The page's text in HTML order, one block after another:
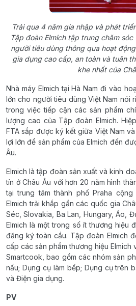
Trải qua 4 năm gia nhập và phát
Tập đoàn Elmich tập trung chăm
người tiêu dùng thông qua hoạt
gia dụng cao cấp, an toàn và tuân
khe nhất của
Nhà máy Elmich tại Hà Nam đi vào
lớn cho người tiêu dùng Việt Nam nói
trong việc tiếp cận các sản phẩm
lượng cao của Tập đoàn Elmich.
FTA sắp được ký kết giữa Việt Nam
lợi lớn để sản phẩm của Elmich đến
Âu.
Elmich là tập đoàn sản xuất và kinh
tín ở Châu Âu với hơn 20 năm hình
tại trung tâm thành phố Praha
Elmich trải khắp gần các quốc gia
Séc, Slovakia, Ba Lan, Hungary, Áo,
Elmich là một trong số ít thương hiệu
đăng ký toàn cầu. Tập đoàn Elmich
cấp các sản phẩm thương hiệu Elmich
Smartcook, bao gồm các nhóm sản
nấu; Dụng cụ làm bếp; Dụng cụ trên
và Điện gia dụng.
PV